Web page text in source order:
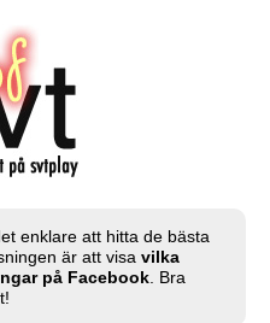
enklare att hitta de bästa
är att visa vilka
på Facebook . Bra